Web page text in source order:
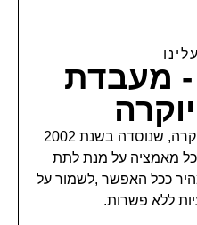
Dr.Clock - מעבדת
Dr.Clock – מעבדת שעוני יוקרה, שנוסדה בשנת 2002
מאמציה על מנת לתת
ככל האפשר ,לשמור על
ללא פשרות.